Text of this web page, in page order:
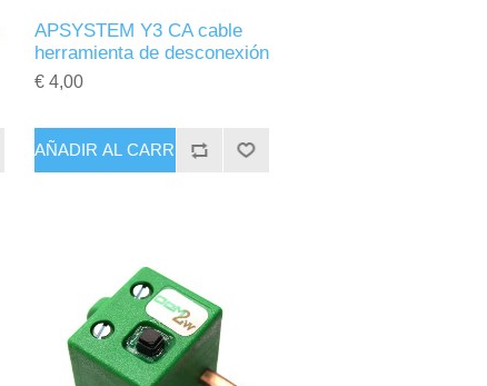
APSYSTEM Y3 CA cable
herramienta de desconexión
€ 4,00